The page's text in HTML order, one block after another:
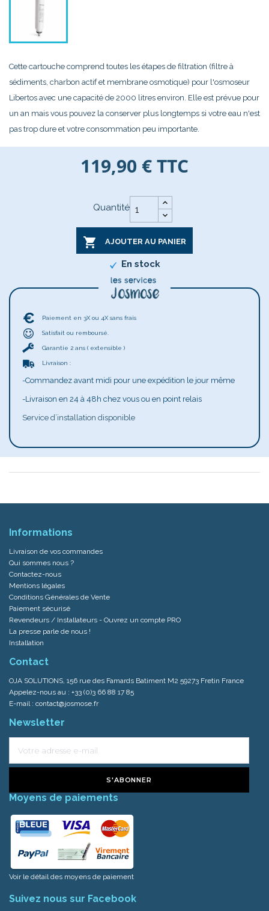
Cette cartouche comprend toutes les étapes de filtration (filtre à
sédiments, charbon actif et membrane osmotique) pour l'osmoseur
Libertos avec une capacité de 2000 litres environ. Elle est prévue pour
un an mais vous pouvez la conserver plus longtemps si votre eau n'est
pas trop dure et votre consommation peu importante.
119,90 €TTC
Quantité
 AJOUTER AU PANIER
En stock
Paiement en 3X ou 4X sans frais
Satisfait ou remboursé.
Garantie 2 ans ( extensible )
Livraison :
-Commandez avant midi pour une expédition le jour même
-Livraison en 24 à 48h chez vous ou en point relais
Service d’installation disponible
Informations
Livraison de vos commandes
Qui sommes nous ?
Contactez-nous
Mentions légales
Conditions Générales de Vente
Paiement sécurisé
Revendeurs / Installateurs - Ouvrez un compte PRO
La presse parle de nous !
Installation
Contact
OJA SOLUTIONS, 156 rue des Famards Batiment M2 59273 Fretin France
Appelez-nous au : +33 (0)3 66 88 17 85
E-mail : contact@josmose.fr
Newsletter
S'ABONNER
Moyens de paiements
Voir le détail des moyens de paiement
Suivez nous sur Facebook